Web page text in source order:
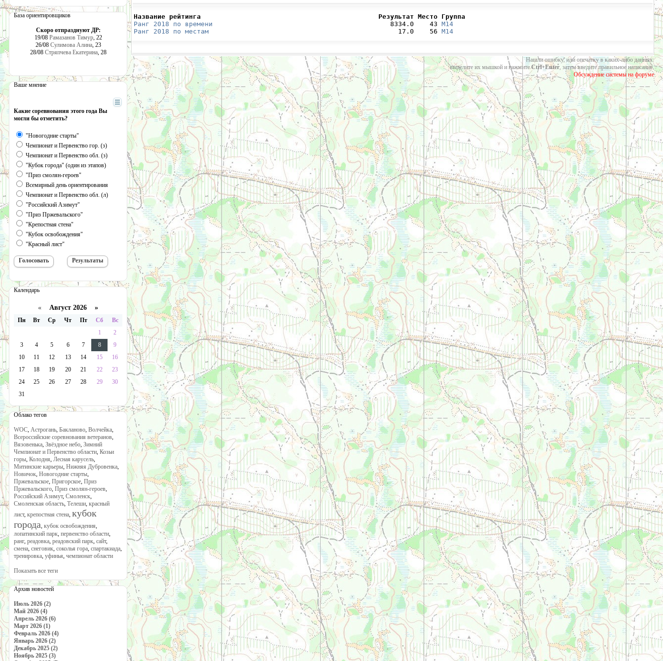
База ориентировщиков
Скоро отпразднуют ДР:
19/08 Рамазанов Тимур, 22
26/08 Сулимова Алина, 23
28/08 Стряпчева Екатерина, 28
Ваше мнение
Какие соревнования этого года Вы
могли бы отметить?
"Новогодние старты"
Чемпионат и Первенство гор. (з)
Чемпионат и Первенство обл. (з)
"Кубок города" (один из этапов)
"Приз смолян-героев"
Всемирный день ориентирования
Чемпионат и Первенство обл. (л)
"Российский Азимут"
"Приз Пржевальского"
"Крепостная стена"
"Кубок освобождения"
"Красный лист"
Календарь
« Август 2026 »
Пн Вт Ср Чт Пт Сб
Вс
1
2
3
4 5 6 7 8
9
10
11 12 13 14 15
16
17
18 19 20 21 22
23
24
25 26 27 28 29
30
31
Облако тегов
WOC, Астрогань, Бакланово, Волчейка,
Всероссийские соревнования ветеранов,
Вязовенька, Звёздное небо, Зимний
Чемпионат и Первенство области, Козьи
горы, Колодня, Лесная карусель,
Митинские карьеры, Нижняя Дубровенка,
Новичок, Новогодние старты,
Пржевальское, Пригорское, Приз
Пржевальского, Приз смолян-героев,
Российский Азимут, Смоленск,
Смоленская область, Телеши, красный
лист, крепостная стена, кубок
города, кубок освобождения,
лопатинский парк, первенство области,
ранг, реадовка, реадовский парк, сайт,
смена, снеговик, соколья гора, спартакиада,
тренировка, уфинья, чемпионат области
Показать все теги
Архив новостей
Июль 2026 (2)
Май 2026 (4)
Апрель 2026 (6)
Март 2026 (1)
Февраль 2026 (4)
Январь 2026 (2)
Декабрь 2025 (2)
Ноябрь 2025 (3)
Название рейтинга                                             Результат Место Группа
Ранг 2018 по времени
                                             8334.0    43
М14
Ранг 2018 по местам
                                                17.0    56
М14
Нашли ошибку, или опечатку в каких-либо данных:
выделите их мышкой и нажмитеCtrl+Enter, затем введите правильное написание.
Обсуждение системы на форуме